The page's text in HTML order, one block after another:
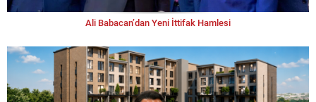
Ali Babacan’dan Yeni İttifak Hamlesi